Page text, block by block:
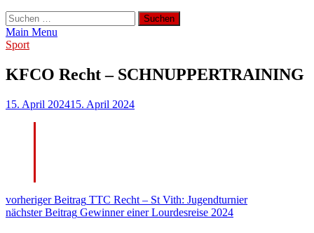
Suchen
nach:
Main Menu
Sport
KFCO Recht – SCHNUPPERTRAINING
15. April 202415. April 2024
Beitragsnavigation
vorheriger Beitrag TTC Recht – St Vith: Jugendturnier
nächster Beitrag Gewinner einer Lourdesreise 2024